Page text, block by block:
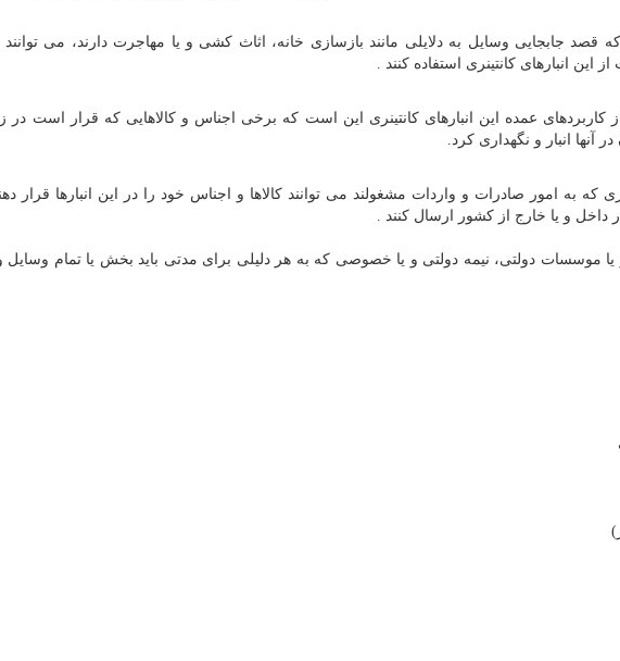
قصد جابجایی وسایل به دلایلی مانند بازسازی خانه، اثاث کشی و یا مهاجرت دارند، می
انبارهای کانتینری استفاده کنند .
کاربردهای عمده این انبارهای کانتینری این است که برخی اجناس و کالاهایی که قرار است
آنها انبار و نگهداری کرد.
که به امور صادرات و واردات مشغولند می توانند کالاها و اجناس خود را در این انبارها قرار
داخل و یا خارج از کشور ارسال کنند .
یا موسسات دولتی، نیمه دولتی و یا خصوصی که به هر دلیلی برای مدتی باید بخش یا تمام وسایل و